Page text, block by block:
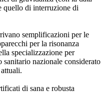
quello di interruzione di
semplificazioni per le
per la risonanza
specializzazione per
nazionale considerato
di sana e robusta